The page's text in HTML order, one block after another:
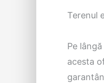
Terenul
Pe
acesta